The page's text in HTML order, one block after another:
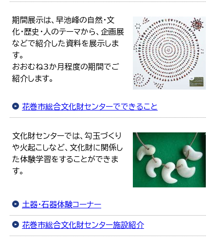
期間展示は、早池峰の自然・文
化・歴史・人のテーマから、企画展
などで紹介した資料を展示しま
す。
おおむね3か月程度の期間でご
紹介します。
花巻市総合文化財センターでできること
文化財センターでは、勾玉づくり
や火起こしなど、文化財に関係し
た体験学習をすることができま
す。
土器・石器体験コーナー
花巻市総合文化財センター施設紹介